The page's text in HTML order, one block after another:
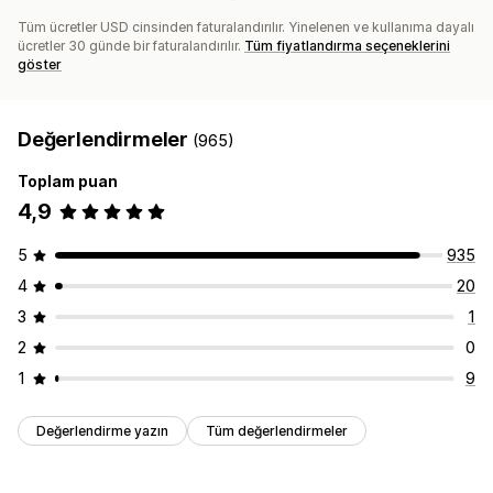
Tüm ücretler USD cinsinden faturalandırılır. Yinelenen ve kullanıma dayalı
ücretler 30 günde bir faturalandırılır. Tüm fiyatlandırma seçeneklerini
göster
Değerlendirmeler (965)
Toplam puan
4,9
5
935
4
20
3
1
2
0
1
9
Değerlendirme yazın Tüm değerlendirmeler